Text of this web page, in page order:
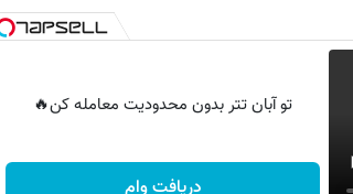
تو آبان تتر بدون محدودیت معامله کن🔥